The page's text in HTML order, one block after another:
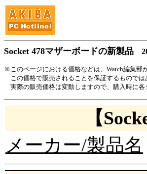
Socket 478マザーボードの新製品
※このページにおける価格などは、Watch編集部
この価格で販売されることを保証するものでは
実際の販売価格は変動しますので、購入時に
【
メーカー/製品名